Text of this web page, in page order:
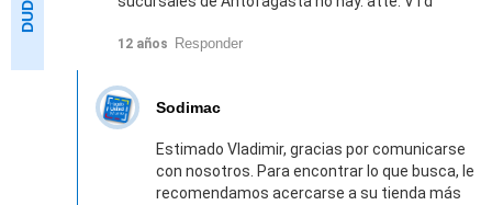
12 años Responder
Sodimac
Estimado Vladimir, gracias por comunicarse
con nosotros. Para encontrar lo que busca, le
recomendamos acercarse a su tienda más